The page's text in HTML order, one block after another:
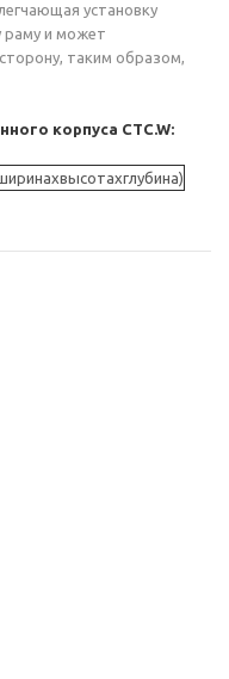
установку
раму и может
таким образом,
корпуса CTC.W: